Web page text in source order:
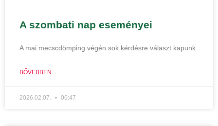
A szombati nap eseményei
A mai mecscdömping végén sok kérdésre választ kapunk
BŐVEBBEN...
2026.02.07. 06:47